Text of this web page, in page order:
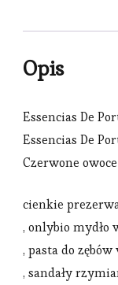
Opis
Essencias De
Essencias De
Czerwone owoce
cienkie
, onlybio mydło
, pasta do
, sandały